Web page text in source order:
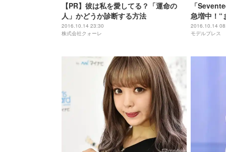
【PR】彼は私を愛してる？「運命の
人」かどうか診断する方法
2016.10.14 23:30
株式会社クォーレ
「
急増中！“
て？「私
見つけて
2016.10.14
モデルプレス